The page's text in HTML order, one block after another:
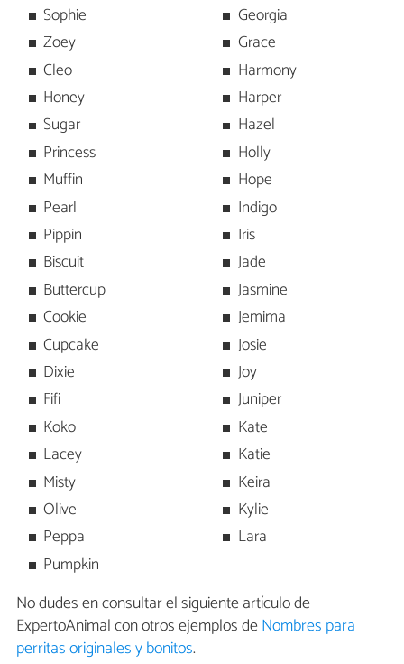
Sophie
Zoey
Cleo
Honey
Sugar
Princess
Muffin
Pearl
Pippin
Biscuit
Buttercup
Cookie
Cupcake
Dixie
Fifi
Koko
Lacey
Misty
Olive
Peppa
Pumpkin
Georgia
Grace
Harmony
Harper
Hazel
Holly
Hope
Indigo
Iris
Jade
Jasmine
Jemima
Josie
Joy
Juniper
Kate
Katie
Keira
Kylie
Lara
No dudes en consultar el siguiente artículo de
ExpertoAnimal con otros ejemplos deNombres para
perritas originales y bonitos.